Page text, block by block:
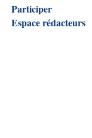
Participer
Espace rédacteurs